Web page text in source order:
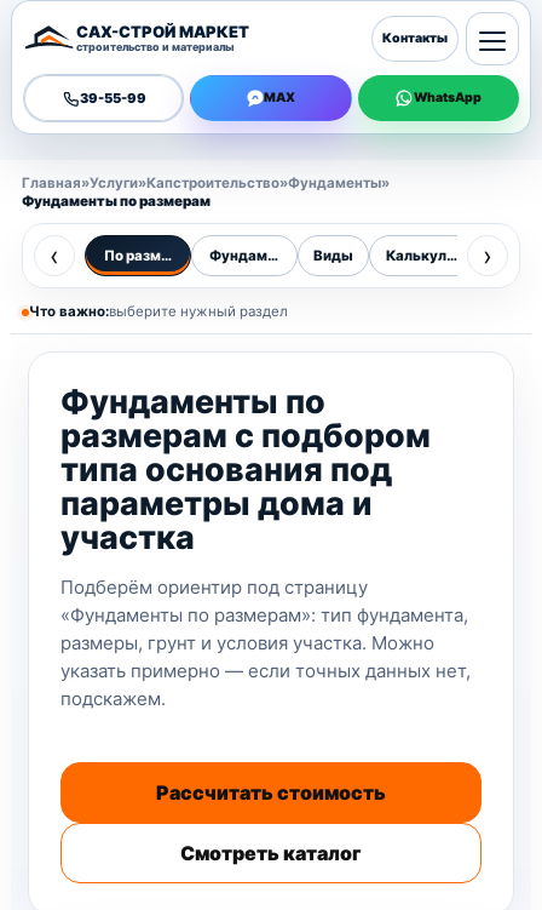
САХ-СТРОЙ МАРКЕТ
строительство и материалы
39-55-99 MAX WhatsApp
Контакты
Главная»Услуги»Капстроительство»Фундаменты»
Фундаменты по размерам
‹ По размерам Фундаменты Виды Калькулятор Цены
›
Что важно:выберите нужный раздел
Фундаменты по
размерам с подбором
типа основания под
параметры дома и
участка
Подберём ориентир под страницу
«Фундаменты по размерам»: тип фундамента,
размеры, грунт и условия участка. Можно
указать примерно — если точных данных нет,
подскажем.
Рассчитать стоимость
Смотреть каталог